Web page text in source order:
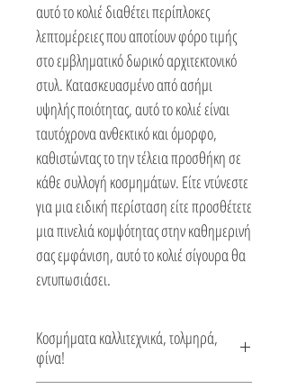
αυτό το κολιέ διαθέτει περίπλοκες
λεπτομέρειες που αποτίουν φόρο τιμής
στο εμβληματικό δωρικό αρχιτεκτονικό
στυλ. Κατασκευασμένο από ασήμι
υψηλής ποιότητας, αυτό το κολιέ είναι
ταυτόχρονα ανθεκτικό και όμορφο,
καθιστώντας το την τέλεια προσθήκη σε
κάθε συλλογή κοσμημάτων. Είτε ντύνεστε
για μια ειδική περίσταση είτε προσθέτετε
μια πινελιά κομψότητας στην καθημερινή
σας εμφάνιση, αυτό το κολιέ σίγουρα θα
εντυπωσιάσει.
Κοσμήματα καλλιτεχνικά, τολμηρά,
φίνα!